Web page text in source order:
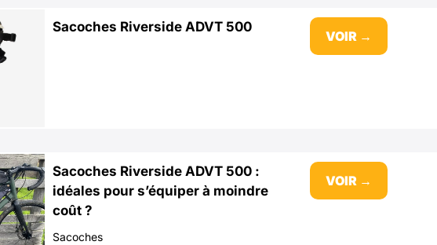
Sacoches Riverside ADVT 500
VOIR →
Sacoches Riverside ADVT 500 :
idéales pour s’équiper à moindre
coût ?
Sacoches
VOIR →